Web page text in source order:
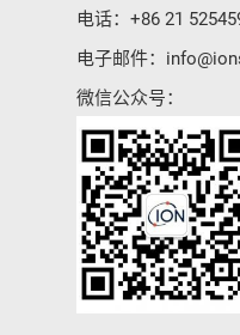
电话： +86 21
电子邮件：
微信公众号：